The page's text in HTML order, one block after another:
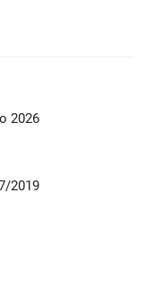
2026
2019